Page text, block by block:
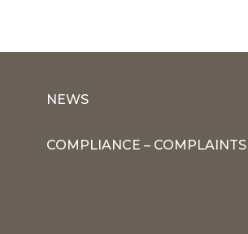
NEWS
COMPLIANCE – COMPLAINTS